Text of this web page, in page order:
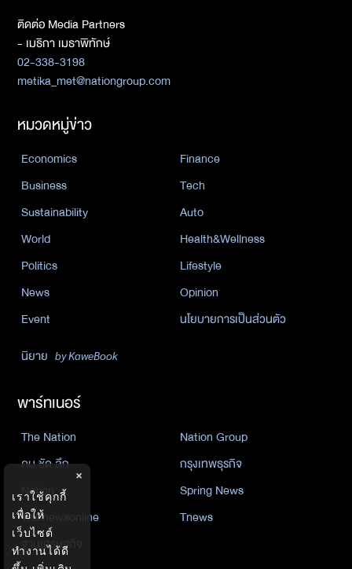
ติดต่อ Media Partners
- เมธิกา เมธาพิทักษ์
02-338-3198
metika_met@nationgroup.com
หมวดหมู่ข่าว
Economics
Finance
Business
Tech
Sustainability
Auto
World
Health&Wellness
Politics
Lifestyle
News
Opinion
Event
นโยบายการเป็นส่วนตัว
นิยาย by KaweBook
พาร์ทเนอร์
The Nation
Nation Group
คม ชัด ลึก
กรุงเทพธุรกิจ
Nation
Spring News
Thainewsonline
Tnews
ฐานเศรษฐกิจ
×
เราใช้คุกกี้
เพื่อให้
เว็บไซต์
ทำงานได้ดี